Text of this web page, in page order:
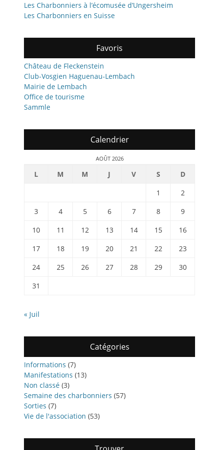
Les Charbonniers à l’écomusée d’Ungersheim
Les Charbonniers en Suisse
Favoris
Château de Fleckenstein
Club-Vosgien Haguenau-Lembach
Mairie de Lembach
Office de tourisme
Sammle
Calendrier
AOÛT 2026
L M M J V S
D
1
2
3
4 5 6 7 8
9
10
11 12 13 14 15
16
17
18 19 20 21 22
23
24
25 26 27 28 29
30
31
« Juil
Catégories
Informations (7)
Manifestations (13)
Non classé (3)
Semaine des charbonniers (57)
Sorties (7)
Vie de l'association (53)